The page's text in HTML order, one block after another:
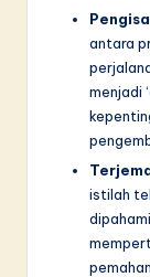
antara
menjadi
istilah